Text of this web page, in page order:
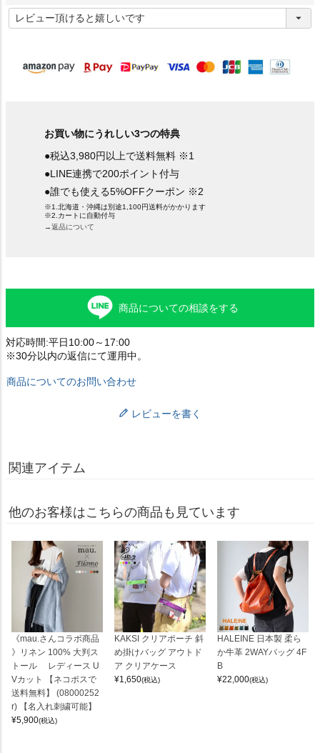
必
須
お買い物にうれしい3つの特典
●税込3,980円以上で送料無料 ※1
●LINE連携で200ポイント付与
●誰でも使える5%OFFクーポン ※2
※1.北海道・沖縄は別途1,100円送料がかかります
※2.カートに自動付与
→返品について
商品についての相談をする
対応時間:平日10:00～17:00
※30分以内の返信にて運用中。
商品についてのお問い合わせ
レビューを書く
関連アイテム
他のお客様はこちらの商品も見ています
《mau.さんコラボ商品
》リネン 100% 大判ス
トール レディース U
Vカット 【ネコポスで
送料無料】 (08000252
r) 【名入れ刺繍可能】
¥5,900(税込)
KAKSI クリアポーチ 斜
め掛けバッグ アウトド
ア クリアケース
¥1,650(税込)
HALEINE 日本製 柔ら
か牛革 2WAYバッグ 4F
B
¥22,000(税込)